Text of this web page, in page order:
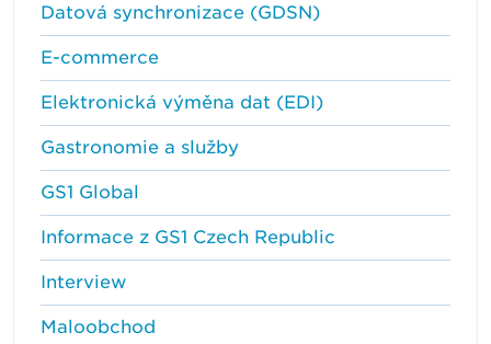
Datová synchronizace (GDSN)
E-commerce
Elektronická výměna dat (EDI)
Gastronomie a služby
GS1 Global
Informace z GS1 Czech Republic
Interview
Maloobchod